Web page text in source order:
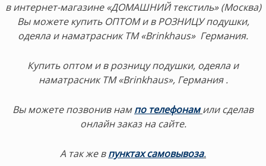
в интернет-магазине «ДОМАШНИЙ текстиль» (Москва)
Вы можете купить ОПТОМ и в РОЗНИЦУ подушки,
одеяла и наматрасник ТМ «Brinkhaus» Германия.
Купить оптом и в розницу подушки, одеяла и
наматрасник ТМ «Brinkhaus», Германия .
Вы можете позвонив нампо телефонам или сделав
онлайн заказ на сайте.
А так же в пунктах самовывоза.